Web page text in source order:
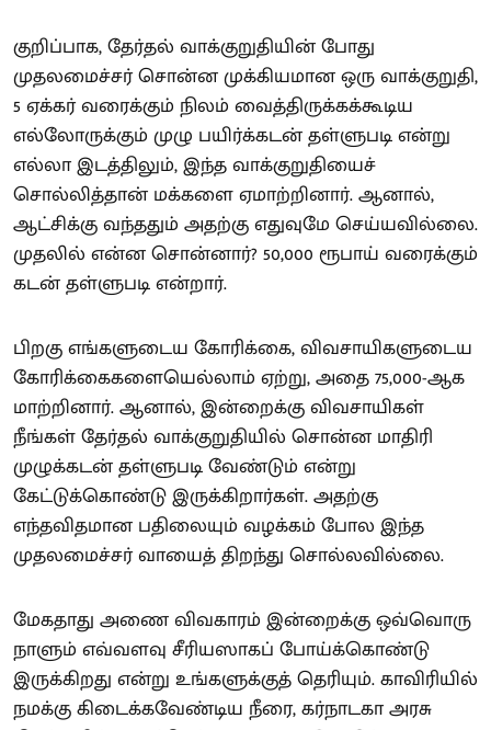
குறிப்பாக, தேர்தல் வாக்குறுதியின் போது
முதலமைச்சர் சொன்ன முக்கியமான ஒரு வாக்குறுதி,
5 ஏக்கர் வரைக்கும் நிலம் வைத்திருக்கக்கூடிய
எல்லோருக்கும் முழு பயிர்க்கடன் தள்ளுபடி என்று
எல்லா இடத்திலும், இந்த வாக்குறுதியைச்
சொல்லித்தான் மக்களை ஏமாற்றினார். ஆனால்,
ஆட்சிக்கு வந்ததும் அதற்கு எதுவுமே செய்யவில்லை.
முதலில் என்ன சொன்னார்? 50,000 ரூபாய் வரைக்கும்
கடன் தள்ளுபடி என்றார்.
பிறகு எங்களுடைய கோரிக்கை, விவசாயிகளுடைய
கோரிக்கைகளையெல்லாம் ஏற்று, அதை 75,000-ஆக
மாற்றினார். ஆனால், இன்றைக்கு விவசாயிகள்
நீங்கள் தேர்தல் வாக்குறுதியில் சொன்ன மாதிரி
முழுக்கடன் தள்ளுபடி வேண்டும் என்று
கேட்டுக்கொண்டு இருக்கிறார்கள். அதற்கு
எந்தவிதமான பதிலையும் வழக்கம் போல இந்த
முதலமைச்சர் வாயைத் திறந்து சொல்லவில்லை.
மேகதாது அணை விவகாரம் இன்றைக்கு ஒவ்வொரு
நாளும் எவ்வளவு சீரியஸாகப் போய்க்கொண்டு
இருக்கிறது என்று உங்களுக்குத் தெரியும். காவிரியில்
நமக்கு கிடைக்கவேண்டிய நீரை, கர்நாடகா அரசு